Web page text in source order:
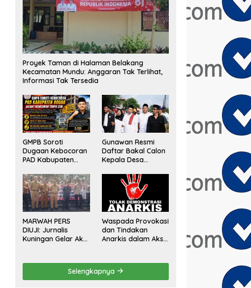
Proyek Taman di Halaman Belakang
Kecamatan Mundu: Anggaran Tak Terlihat,
Informasi Tak Tersedia
GMPB Soroti
Dugaan Kebocoran
PAD Kabupaten
Evaluasi Total
Pengawasan
Bangunan Tak
Berizin
Gunawan Resmi
Daftar Bakal Calon
Kepala Desa
Keluarga Dan
Ratusan Pendukung
ke Meja Panitia
MARWAH PERS
DIUJI: Jurnalis
Kuningan Gelar Aksi
Tegas Minta
Presiden Hargai
Profesi Wartawan
Waspada Provokasi
dan Tindakan
Anarkis dalam Aksi
Selengkapnya